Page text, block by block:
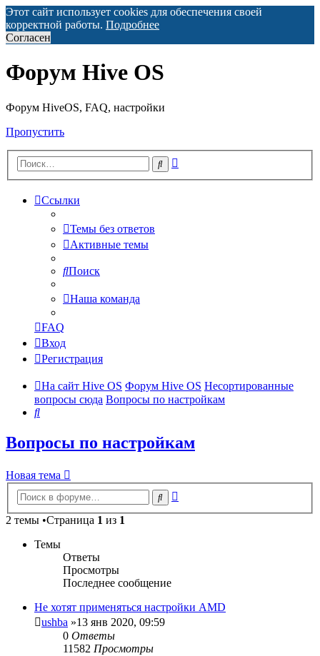
Этот сайт использует cookies для обеспечения своей
корректной работы. Подробнее
Согласен
Форум Hive OS
Форум HiveOS, FAQ, настройки
Пропустить
Поиск
Ссылки
Темы без ответов
Активные темы
Поиск
Наша команда
FAQ
Вход
Регистрация
На сайт Hive OS Форум Hive OS Несортированные
вопросы сюда Вопросы по настройкам
Поиск
Вопросы по настройкам
Новая тема
Поиск
2 темы •Страница 1 из 1
Темы
Ответы
Просмотры
Последнее сообщение
Не хотят применяться настройки AMD
ushba »13 янв 2020, 09:59
0 Ответы
11582 Просмотры